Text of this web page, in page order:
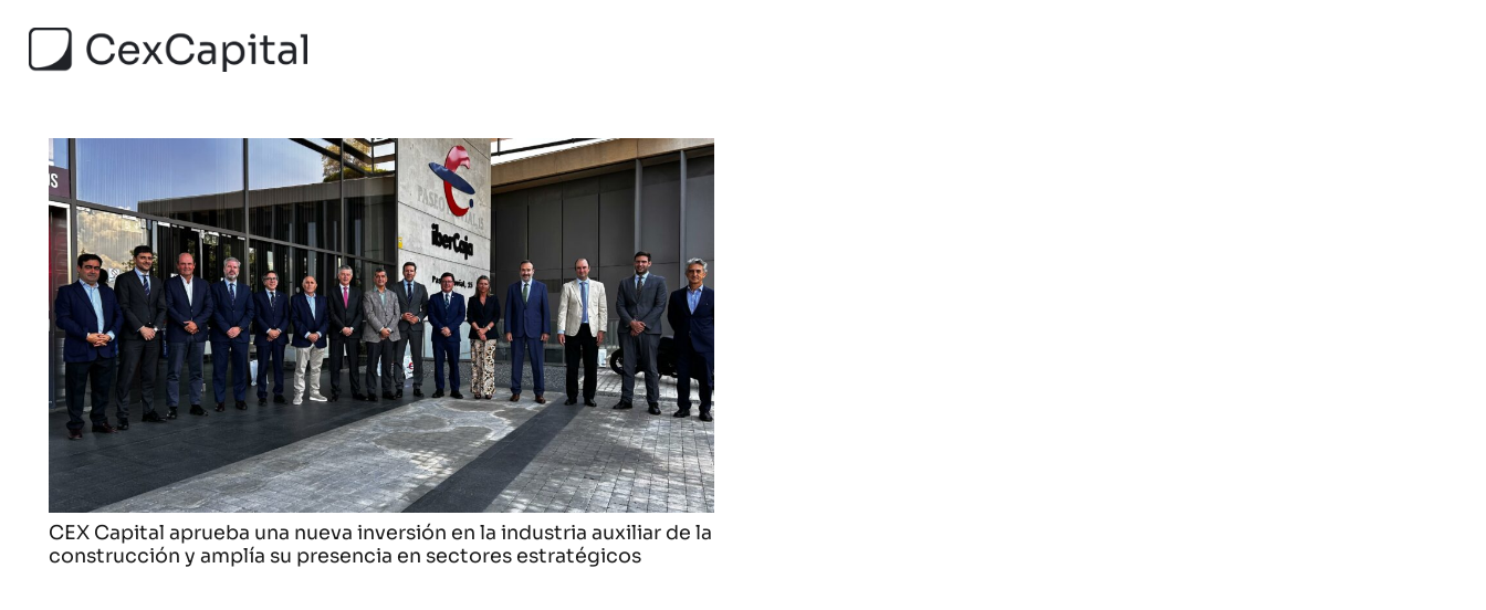
CEX Capital aprueba una nueva inversión en la industria auxiliar de la
construcción y amplía su presencia en sectores estratégicos